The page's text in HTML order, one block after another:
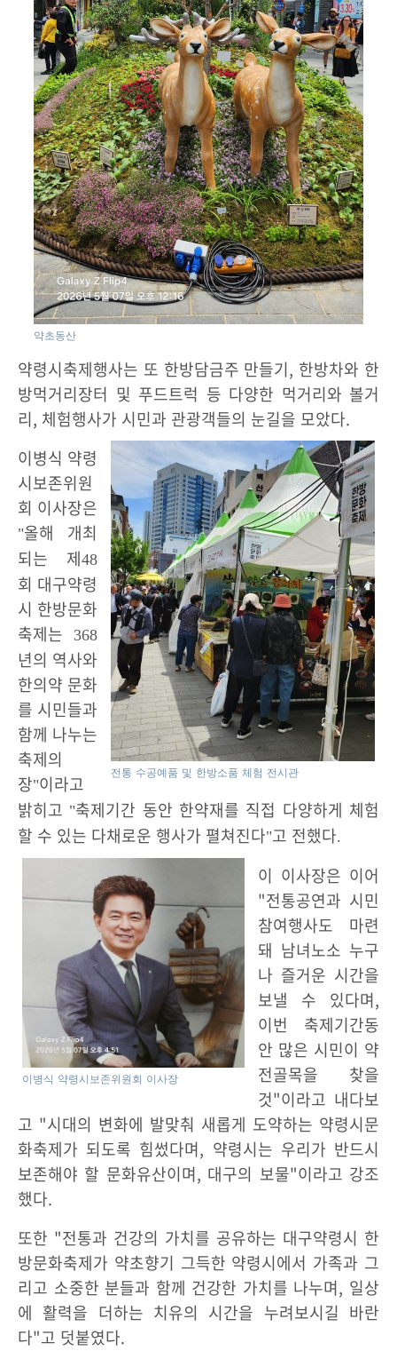
약초동산
약령시축제행사는 또 한방담금주 만들기, 한방차와 한
방먹거리장터 및 푸드트럭 등 다양한 먹거리와 볼거
리, 체험행사가 시민과 관광객들의 눈길을 모았다.
전통 수공예품 및 한방소품 체험 전시관
이병식 약령
시보존위원
회 이사장은
"올해 개최
되는 제48
회 대구약령
시 한방문화
축제는
368
년의 역사와
한의약 문화
를 시민들과
함께 나누는
축제의
장"이라고
밝히고 "축제기간 동안 한약재를 직접 다양하게 체험
할 수 있는 다채로운 행사가 펼쳐진다"고 전했다.
이병식 약령시보존위원회 이사장
이 이사장은 이어
"전통공연과 시민
참여행사도 마련
돼 남녀노소 누구
나 즐거운 시간을
보낼 수 있다며,
이번 축제기간동
안 많은 시민이 약
전골목을 찾을
것"이라고 내다보
고 "시대의 변화에 발맞춰 새롭게 도약하는 약령시문
화축제가 되도록 힘썼다며, 약령시는 우리가 반드시
보존해야 할 문화유산이며, 대구의 보물"이라고 강조
했다.
또한 "전통과 건강의 가치를 공유하는 대구약령시 한
방문화축제가 약초향기 그득한 약령시에서 가족과 그
리고 소중한 분들과 함께 건강한 가치를 나누며, 일상
에 활력을 더하는 치유의 시간을 누려보시길 바란
다"고 덧붙였다.